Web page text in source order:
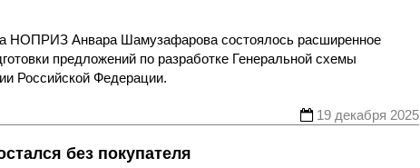
НОПРИЗ Анвара Шамузафарова состоялось расширенное
предложений по разработке Генеральной схемы
Российской Федерации.
19 декабря 2025
без покупателя